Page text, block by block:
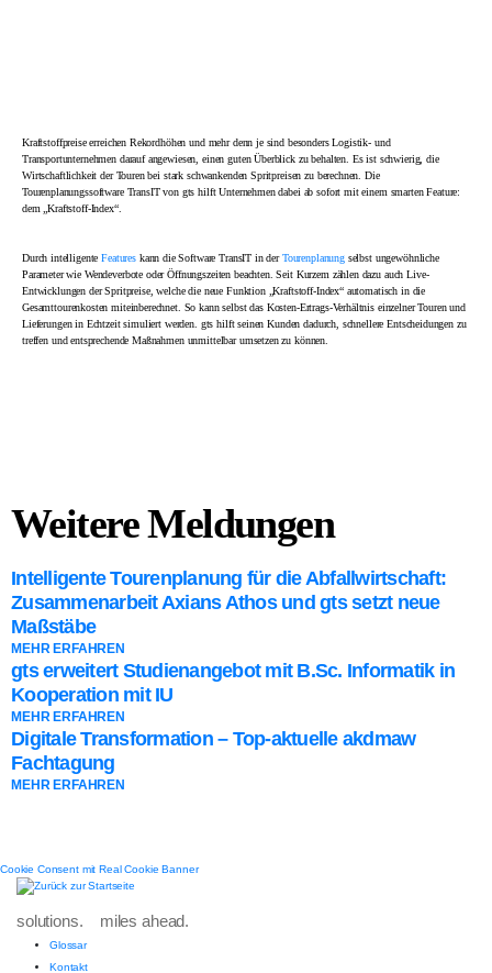
Kraftstoffpreise erreichen Rekordhöhen und mehr denn je sind besonders Logistik- und
Transportunternehmen darauf angewiesen, einen guten Überblick zu behalten. Es ist schwierig, die
Wirtschaftlichkeit der Touren bei stark schwankenden Spritpreisen zu berechnen. Die
Tourenplanungssoftware TransIT von gts hilft Unternehmen dabei ab sofort mit einem smarten Feature:
dem „Kraftstoff-Index“.
Durch intelligenteFeatureskann die Software TransIT in derTourenplanungselbst ungewöhnliche
Parameter wie Wendeverbote oder Öffnungszeiten beachten. Seit Kurzem zählen dazu auch Live-
Entwicklungen der Spritpreise, welche die neue Funktion „Kraftstoff-Index“ automatisch in die
Gesamttourenkosten miteinberechnet. So kann selbst das Kosten-Ertrags-Verhältnis einzelner Touren und
Lieferungen in Echtzeit simuliert werden. gts hilft seinen Kunden dadurch, schnellere Entscheidungen zu
treffen und entsprechende Maßnahmen unmittelbar umsetzen zu können.
Weitere Meldungen
Intelligente Tourenplanung für die Abfallwirtschaft:
Zusammenarbeit Axians Athos und gts setzt neue
Maßstäbe
MEHR ERFAHREN
gts erweitert Studienangebot mit B.Sc. Informatik in
Kooperation mit IU
MEHR ERFAHREN
Digitale Transformation – Top-aktuelle akdmaw
Fachtagung
MEHR ERFAHREN
Cookie Consent mit Real Cookie Banner
solutions. miles ahead.
Glossar
Kontakt